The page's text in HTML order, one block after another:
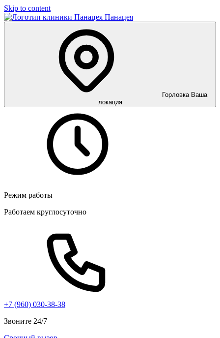
Skip to content
Панацея
Горловка Ваша
локация
Режим работы
Работаем круглосуточно
+7 (960) 030-38-38
Звоните 24/7